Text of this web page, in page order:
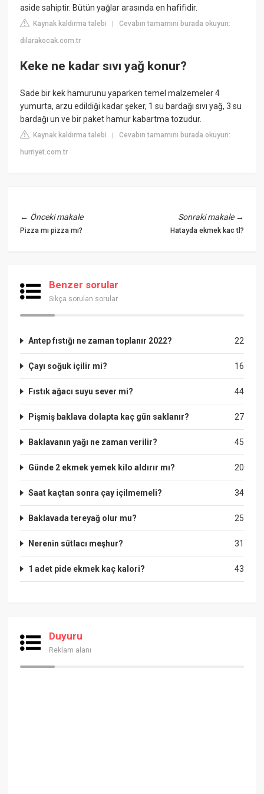
aside sahiptir. Bütün yağlar arasında en hafifidir.
Kaynak kaldırma talebi |Cevabın tamamını burada okuyun:
dilarakocak.com.tr
Keke ne kadar sıvı yağ konur?
Sade bir kek hamurunu yaparken temel malzemeler 4
yumurta, arzu edildiği kadar şeker, 1 su bardağı sıvı yağ, 3 su
bardağı un ve bir paket hamur kabartma tozudur.
Kaynak kaldırma talebi |Cevabın tamamını burada okuyun:
hurriyet.com.tr
← Önceki makale
Pizza mı pizza mı?
Sonraki makale→
Hatayda ekmek kac tl?
Benzer sorular
Sıkça sorulan sorular
22
Antep fıstığı ne zaman toplanır 2022?
16
Çayı soğuk içilir mi?
44
Fıstık ağacı suyu sever mi?
27
Pişmiş baklava dolapta kaç gün saklanır?
45
Baklavanın yağı ne zaman verilir?
20
Günde 2 ekmek yemek kilo aldırır mı?
34
Saat kaçtan sonra çay içilmemeli?
25
Baklavada tereyağ olur mu?
31
Nerenin sütlacı meşhur?
43
1 adet pide ekmek kaç kalori?
Duyuru
Reklam alanı